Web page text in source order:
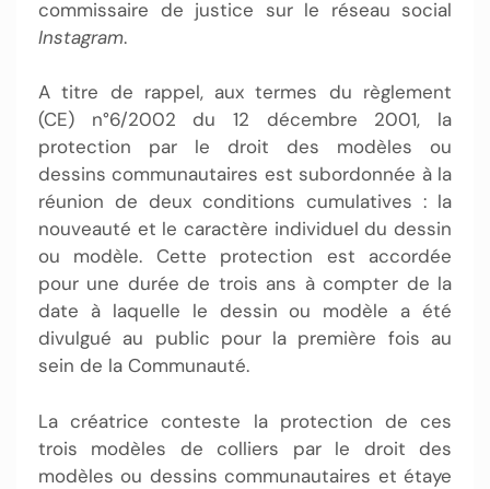
commissaire de justice sur le réseau social
Instagram.
A titre de rappel, aux termes du règlement
(CE) n°6/2002 du 12 décembre 2001, la
protection par le droit des modèles ou
dessins communautaires est subordonnée à la
réunion de deux conditions cumulatives : la
nouveauté et le caractère individuel du dessin
ou modèle. Cette protection est accordée
pour une durée de trois ans à compter de la
date à laquelle le dessin ou modèle a été
divulgué au public pour la première fois au
sein de la Communauté.
La créatrice conteste la protection de ces
trois modèles de colliers par le droit des
modèles ou dessins communautaires et étaye